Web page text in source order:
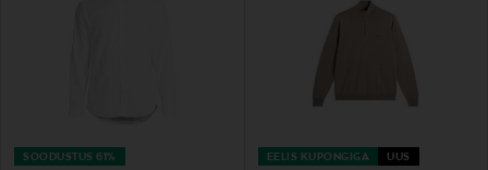
SOODUSTUS 61% EELIS KUPONGIGA UUS